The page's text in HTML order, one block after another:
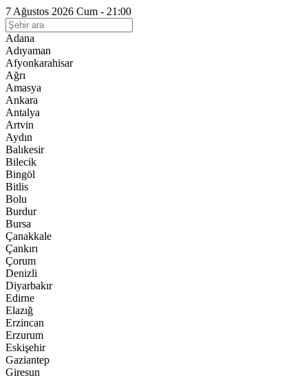
7 Ağustos 2026 Cum - 21:00
Adana
Adıyaman
Afyonkarahisar
Ağrı
Amasya
Ankara
Antalya
Artvin
Aydın
Balıkesir
Bilecik
Bingöl
Bitlis
Bolu
Burdur
Bursa
Çanakkale
Çankırı
Çorum
Denizli
Diyarbakır
Edirne
Elazığ
Erzincan
Erzurum
Eskişehir
Gaziantep
Giresun